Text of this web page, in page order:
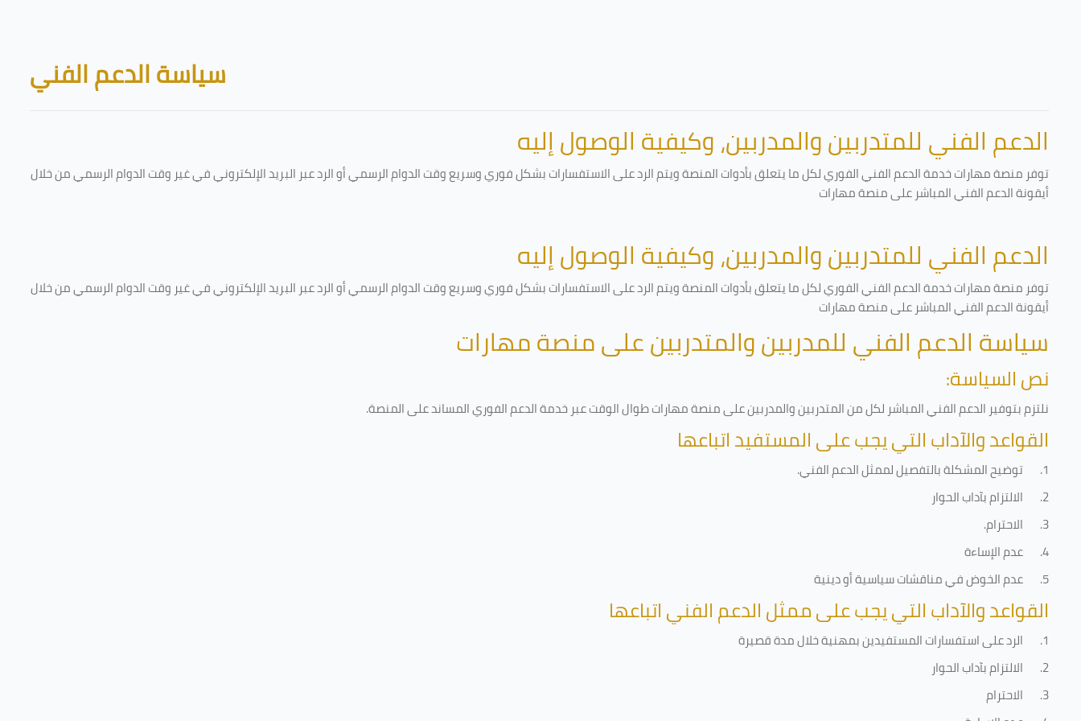
Blocks
سياسة الدعم الفني
الدعم الفني للمتدربين والمدربين، وكيفية الوصول إليه
توفر منصة مهارات خدمة الدعم الفني الفوري لكل ما يتعلق بأدوات المنصة ويتم الرد على الاستفسارات بشكل فوري وسريع وقت الدوام الرسمي أو الرد عبر البريد الإلكتروني في غير وقت الدوام الرسمي من خلال
أيقونة الدعم الفني المباشر على منصة مهارات
الدعم الفني للمتدربين والمدربين، وكيفية الوصول إليه
توفر منصة مهارات خدمة الدعم الفني الفوري لكل ما يتعلق بأدوات المنصة ويتم الرد على الاستفسارات بشكل فوري وسريع وقت الدوام الرسمي أو الرد عبر البريد الإلكتروني في غير وقت الدوام الرسمي من خلال
أيقونة الدعم الفني المباشر على منصة مهارات
سياسة الدعم الفني للمدربين والمتدربين على منصة مهارات
نص السياسة:
نلتزم بتوفير الدعم الفني المباشر لكل من المتدربين والمدربين على منصة مهارات طوال الوقت عبر خدمة الدعم الفوري المساند على المنصة.
القواعد والآداب التي يجب على المستفيد اتباعها
1. توضيح المشكلة بالتفصيل لممثل الدعم الفني.
2.
الالتزام بآداب الحوار
3.
الاحترام.
4.
عدم الإساءة
5.
عدم الخوض في مناقشات سياسية أو دينية
القواعد والآداب التي يجب على ممثل الدعم الفني اتباعها
1.
الرد على استفسارات المستفيدين بمهنية خلال مدة قصيرة
2.
الالتزام بآداب الحوار
3.
الاحترام